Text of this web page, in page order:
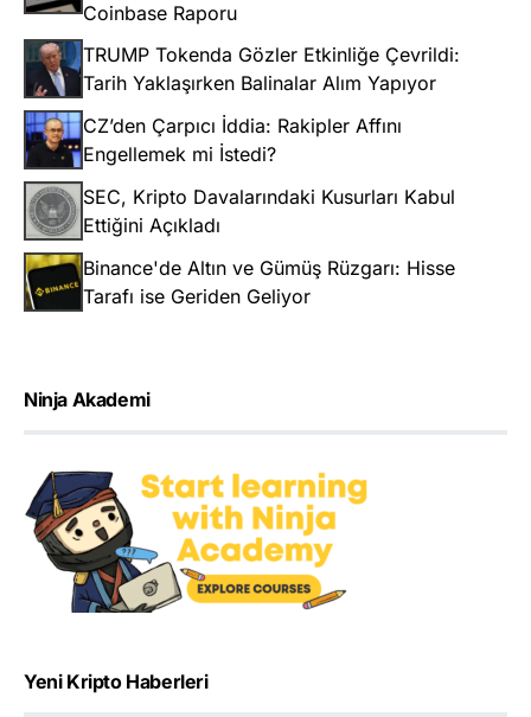
Coinbase Raporu
TRUMP Tokenda Gözler Etkinliğe Çevrildi:
Tarih Yaklaşırken Balinalar Alım Yapıyor
CZ’den Çarpıcı İddia: Rakipler Affını
Engellemek mi İstedi?
SEC, Kripto Davalarındaki Kusurları Kabul
Ettiğini Açıkladı
Binance'de Altın ve Gümüş Rüzgarı: Hisse
Tarafı ise Geriden Geliyor
Ninja Akademi
Yeni Kripto Haberleri